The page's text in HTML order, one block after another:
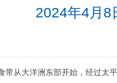
2024年4月8
从大洋洲东部开始，经过太